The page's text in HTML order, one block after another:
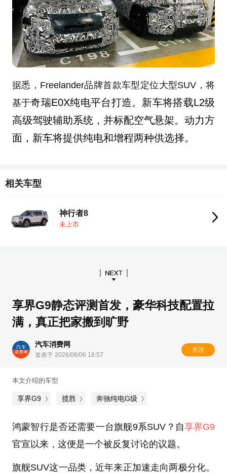
据悉，Freelander品牌首款车型定位大型SUV，将
基于奇瑞E0X纯电平台打造。新车将搭载L2级
高级驾驶辅助系统，并标配空气悬架。动力方
面，新车将提供纯电和增程两种供选择。
相关车型
神行者8
未上市
享界G9静态评测首发，豪华科技配置拉
满，真正把家搬到旷野
汽车消费网
发表于 2026/08/06 18:57
关注
本文介绍的车型
享界G9 揽胜 奔驰纯电G级
鸿蒙智行是否还需要一台旗舰9系SUV？自享界G9
官宣以来，这便是一个被反复讨论的议题。
旗舰SUV这一品类，近年来正加速走向两极分化。